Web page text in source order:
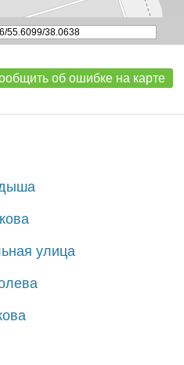
об ошибке на карте
улица